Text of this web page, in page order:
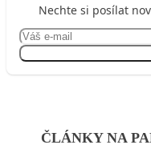
Nechte si posílat
ČLÁNKY NA